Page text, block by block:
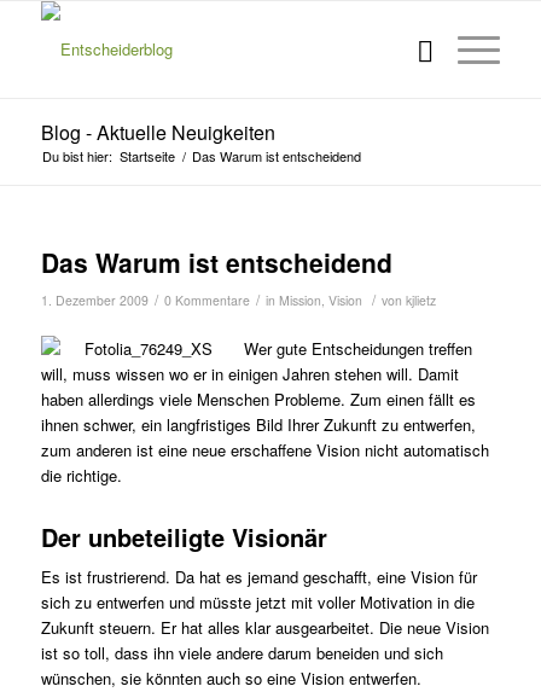
Blog - Aktuelle Neuigkeiten
Du bist hier: Startseite / Das Warum ist entscheidend
Das Warum ist entscheidend
1. Dezember 2009 / 0 Kommentare / in Mission, Vision / von kjlietz
Wer gute Entscheidungen treffen
will, muss wissen wo er in einigen Jahren stehen will. Damit
haben allerdings viele Menschen Probleme. Zum einen fällt es
ihnen schwer, ein langfristiges Bild Ihrer Zukunft zu entwerfen,
zum anderen ist eine neue erschaffene Vision nicht automatisch
die richtige.
Der unbeteiligte Visionär
Es ist frustrierend. Da hat es jemand geschafft, eine Vision für
sich zu entwerfen und müsste jetzt mit voller Motivation in die
Zukunft steuern. Er hat alles klar ausgearbeitet. Die neue Vision
ist so toll, dass ihn viele andere darum beneiden und sich
wünschen, sie könnten auch so eine Vision entwerfen.